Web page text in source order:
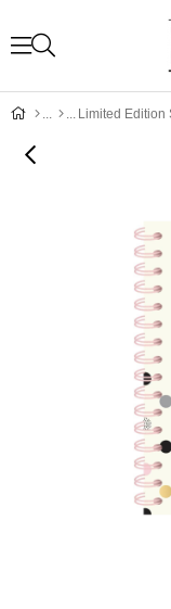
Limited Edition